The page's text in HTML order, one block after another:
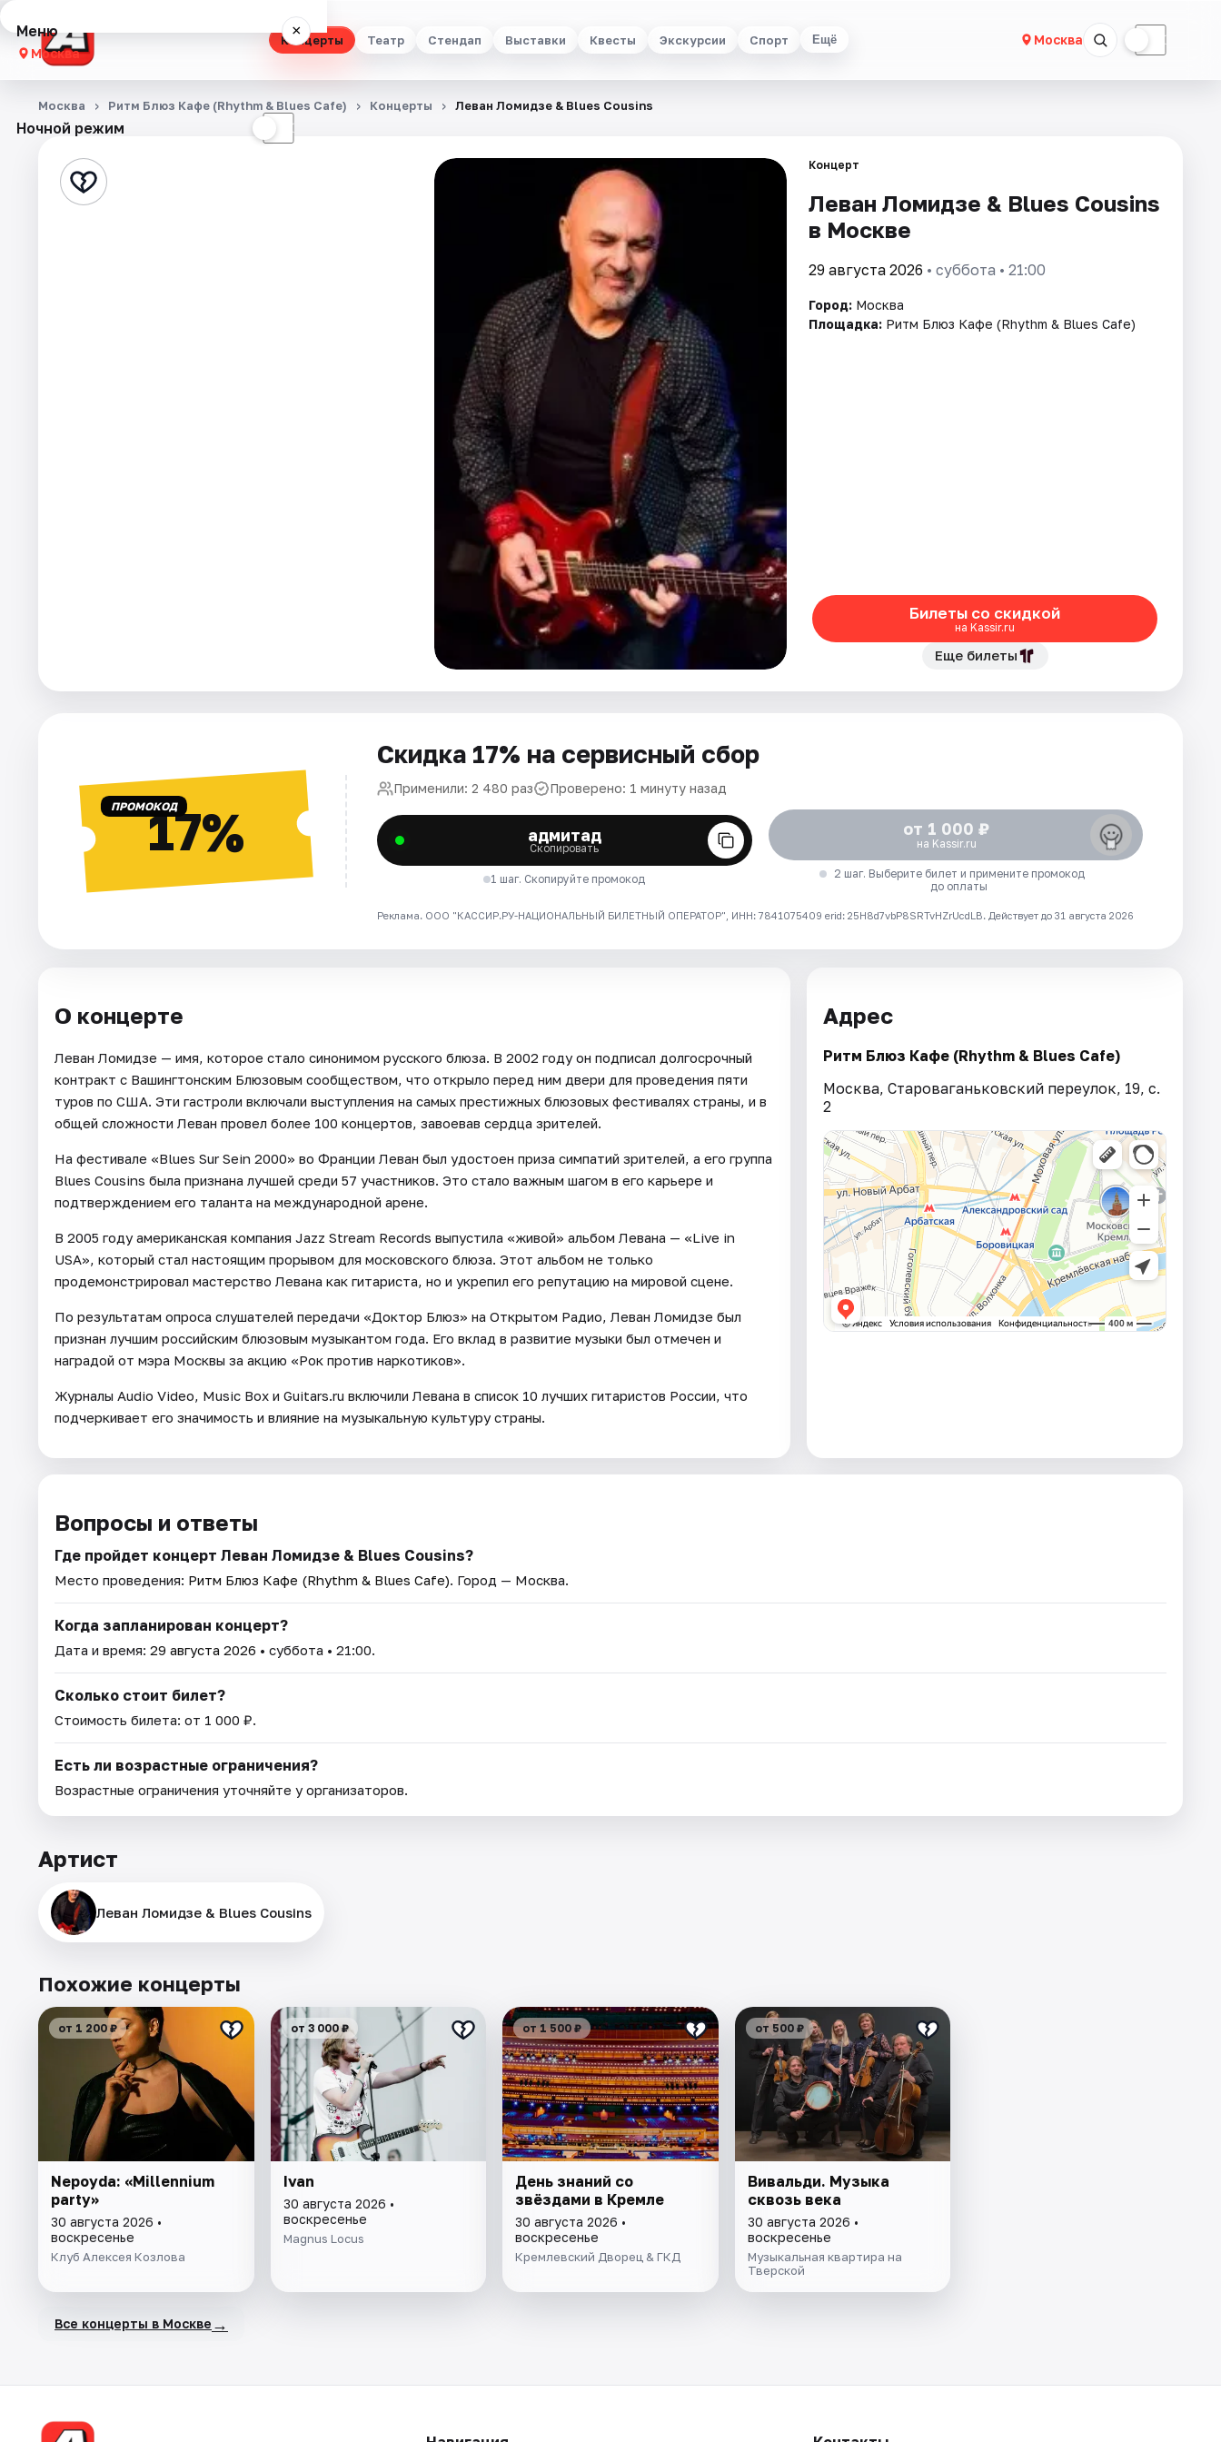
Концерты Театр Стендап Выставки Квесты Экскурсии Спорт Ещё Москва ☾
Меню ×
Москва
Концерты
Стендап
Ночной режим ☾
Москва Ритм Блюз Кафе (Rhythm & Blues Cafe) Концерты Леван Ломидзе & Blues Cousins
Концерт
Леван Ломидзе & Blues Cousins
в Москве
29 августа 2026 • суббота • 21:00
Город: Москва
Площадка: Ритм Блюз Кафе (Rhythm & Blues Cafe)
Билеты со скидкой
на Kassir.ru
Еще билеты
ПРОМОКОД17%
Скидка 17% на сервисный сбор
Применили: 2 480 раз Проверено: 1 минуту назад
адмитад
Скопировать
1 шаг. Скопируйте промокод
от 1 000 ₽
на Kassir.ru
2 шаг. Выберите билет и примените промокод
до оплаты
Реклама. ООО "КАССИР.РУ-НАЦИОНАЛЬНЫЙ БИЛЕТНЫЙ ОПЕРАТОР", ИНН: 7841075409 erid: 25H8d7vbP8SRTvHZrUcdLB. Действует до 31 августа 2026
О концерте
Леван Ломидзе — имя, которое стало синонимом русского блюза. В 2002 году он подписал долгосрочный
контракт с Вашингтонским Блюзовым сообществом, что открыло перед ним двери для проведения пяти
туров по США. Эти гастроли включали выступления на самых престижных блюзовых фестивалях страны, и в
общей сложности Леван провел более 100 концертов, завоевав сердца зрителей.
На фестивале «Blues Sur Sein 2000» во Франции Леван был удостоен приза симпатий зрителей, а его группа
Blues Cousins была признана лучшей среди 57 участников. Это стало важным шагом в его карьере и
подтверждением его таланта на международной арене.
В 2005 году американская компания Jazz Stream Records выпустила «живой» альбом Левана — «Live in
USA», который стал настоящим прорывом для московского блюза. Этот альбом не только
продемонстрировал мастерство Левана как гитариста, но и укрепил его репутацию на мировой сцене.
По результатам опроса слушателей передачи «Доктор Блюз» на Открытом Радио, Леван Ломидзе был
признан лучшим российским блюзовым музыкантом года. Его вклад в развитие музыки был отмечен и
наградой от мэра Москвы за акцию «Рок против наркотиков».
Журналы Audio Video, Music Box и Guitars.ru включили Левана в список 10 лучших гитаристов России, что
подчеркивает его значимость и влияние на музыкальную культуру страны.
Адрес
Ритм Блюз Кафе (Rhythm & Blues Cafe)
Москва, Староваганьковский переулок, 19, с.
2
Вопросы и ответы
Где пройдет концерт Леван Ломидзе & Blues Cousins?
Место проведения: Ритм Блюз Кафе (Rhythm & Blues Cafe). Город — Москва.
Когда запланирован концерт?
Дата и время: 29 августа 2026 • суббота • 21:00.
Сколько стоит билет?
Стоимость билета: от 1 000 ₽.
Есть ли возрастные ограничения?
Возрастные ограничения уточняйте у организаторов.
Артист
Леван Ломидзе & Blues Cousins
Похожие концерты
от 1 200 ₽
Nepoyda: «Millennium
party»
30 августа 2026 •
воскресенье
Клуб Алексея Козлова
от 3 000 ₽
Ivan
30 августа 2026 •
воскресенье
Magnus Locus
от 1 500 ₽
День знаний со
звёздами в Кремле
30 августа 2026 •
воскресенье
Кремлевский Дворец & ГКД
от 500 ₽
Вивальди. Музыка
сквозь века
30 августа 2026 •
воскресенье
Музыкальная квартира на
Тверской
Все концерты в Москве →